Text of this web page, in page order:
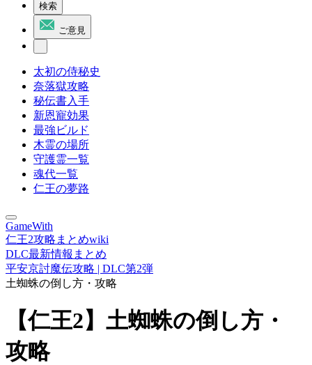
検索
ご意見
太初の侍秘史
奈落獄攻略
秘伝書入手
新恩寵効果
最強ビルド
木霊の場所
守護霊一覧
魂代一覧
仁王の夢路
GameWith
仁王2攻略まとめwiki
DLC最新情報まとめ
平安京討魔伝攻略 | DLC第2弾
土蜘蛛の倒し方・攻略
【仁王2】土蜘蛛の倒し方・
攻略